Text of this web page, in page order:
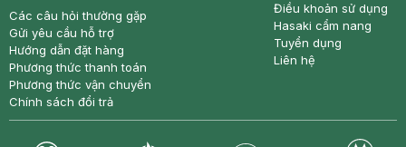
Các câu hỏi thường gặp
Gửi yêu cầu hỗ trợ
Hướng dẫn đặt hàng
Phương thức thanh toán
Phương thức vận chuyển
Chính sách đổi trả
Điều khoản sử dụng
Hasaki cẩm nang
Tuyển dụng
Liên hệ